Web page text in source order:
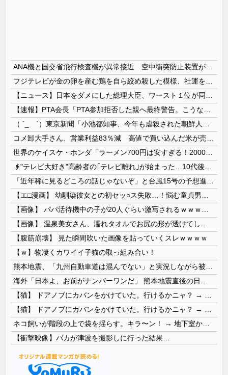
【腹筋崩壊】 見た瞬間吹いた画像を貼っていくスレｗｗｗｗ
【ｗ】物凄くカワイイ子猫の取っ組み合い！
【衝撃映像】バカが津波を撮影しに行った結果…